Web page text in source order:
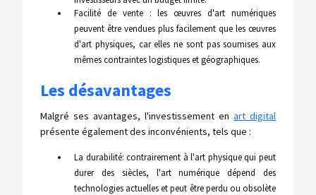
Facilité de vente : les œuvres d'art numériques
peuvent être vendues plus facilement que les œuvres
d'art physiques, car elles ne sont pas soumises aux
mêmes contraintes logistiques et géographiques.
Les désavantages
Malgré ses avantages, l'investissement en art digital
présente également des inconvénients, tels que :
La durabilité: contrairement à l'art physique qui peut
durer des siècles, l'art numérique dépend des
technologies actuelles et peut être perdu ou obsolète